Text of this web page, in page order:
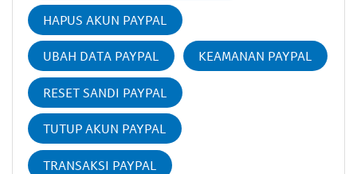
HAPUS AKUN PAYPAL
UBAH DATA PAYPAL KEAMANAN PAYPAL
RESET SANDI PAYPAL
TUTUP AKUN PAYPAL
TRANSAKSI PAYPAL